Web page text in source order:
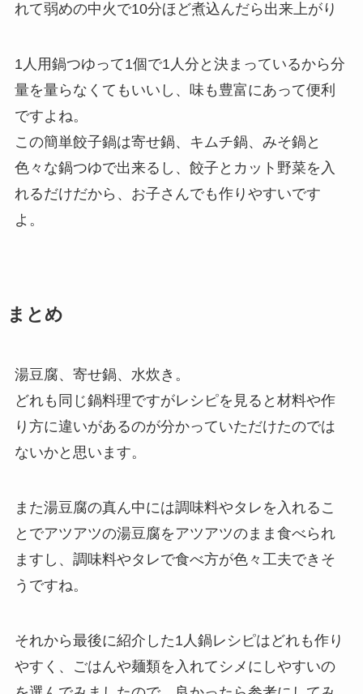
れて弱めの中火で10分ほど煮込んだら出来上がり
1人用鍋つゆって1個で1人分と決まっているから分
量を量らなくてもいいし、味も豊富にあって便利
ですよね。
この簡単餃子鍋は寄せ鍋、キムチ鍋、みそ鍋と
色々な鍋つゆで出来るし、餃子とカット野菜を入
れるだけだから、お子さんでも作りやすいです
よ。
まとめ
湯豆腐、寄せ鍋、水炊き。
どれも同じ鍋料理ですがレシピを見ると材料や作
り方に違いがあるのが分かっていただけたのでは
ないかと思います。
また湯豆腐の真ん中には調味料やタレを入れるこ
とでアツアツの湯豆腐をアツアツのまま食べられ
ますし、調味料やタレで食べ方が色々工夫できそ
うですね。
それから最後に紹介した1人鍋レシピはどれも作り
やすく、ごはんや麺類を入れてシメにしやすいの